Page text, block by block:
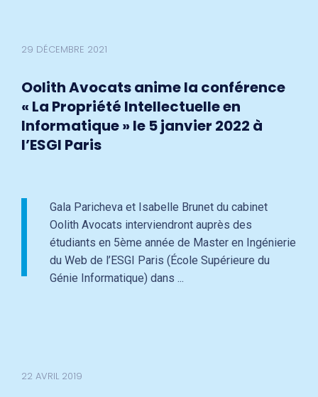
Oolith Avocats anime la conférence
« La Propriété Intellectuelle en
Informatique » le 5 janvier 2022 à
l’ESGI Paris
29 DÉCEMBRE 2021
Gala Paricheva et Isabelle Brunet du cabinet
Oolith Avocats interviendront auprès des
étudiants en 5ème année de Master en Ingénierie
du Web de l’ESGI Paris (École Supérieure du
Génie Informatique) dans ...
22 AVRIL 2019